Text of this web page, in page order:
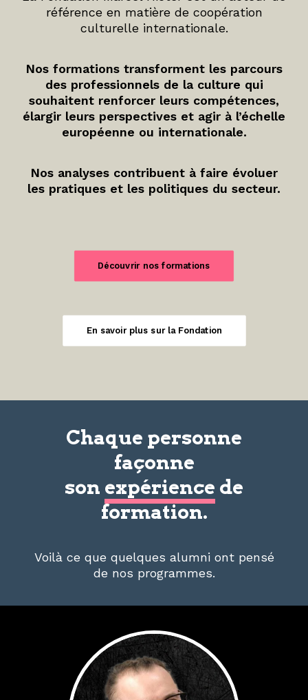
référence en matière de coopération
culturelle internationale.
Nos formations transforment les parcours
des professionnels de la culture qui
souhaitent renforcer leurs compétences,
élargir leurs perspectives et agir à l’échelle
européenne ou internationale.
Nos analyses contribuent à faire évoluer
les pratiques et les politiques du secteur.
Découvrir nos formations
En savoir plus sur la Fondation
Chaque personne
façonne
son expérience de
formation.
Voilà ce que quelques alumni ont pensé
de nos programmes.